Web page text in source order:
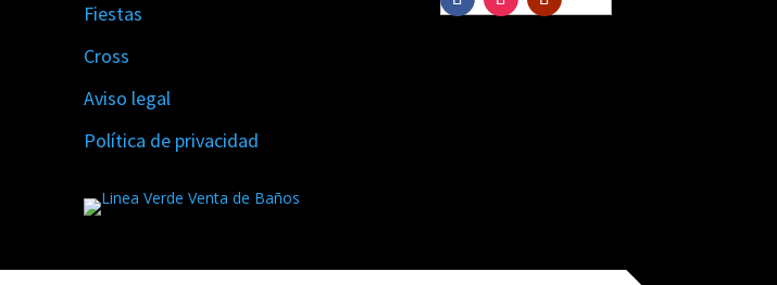
Fiestas
Cross
Aviso legal
Política de privacidad